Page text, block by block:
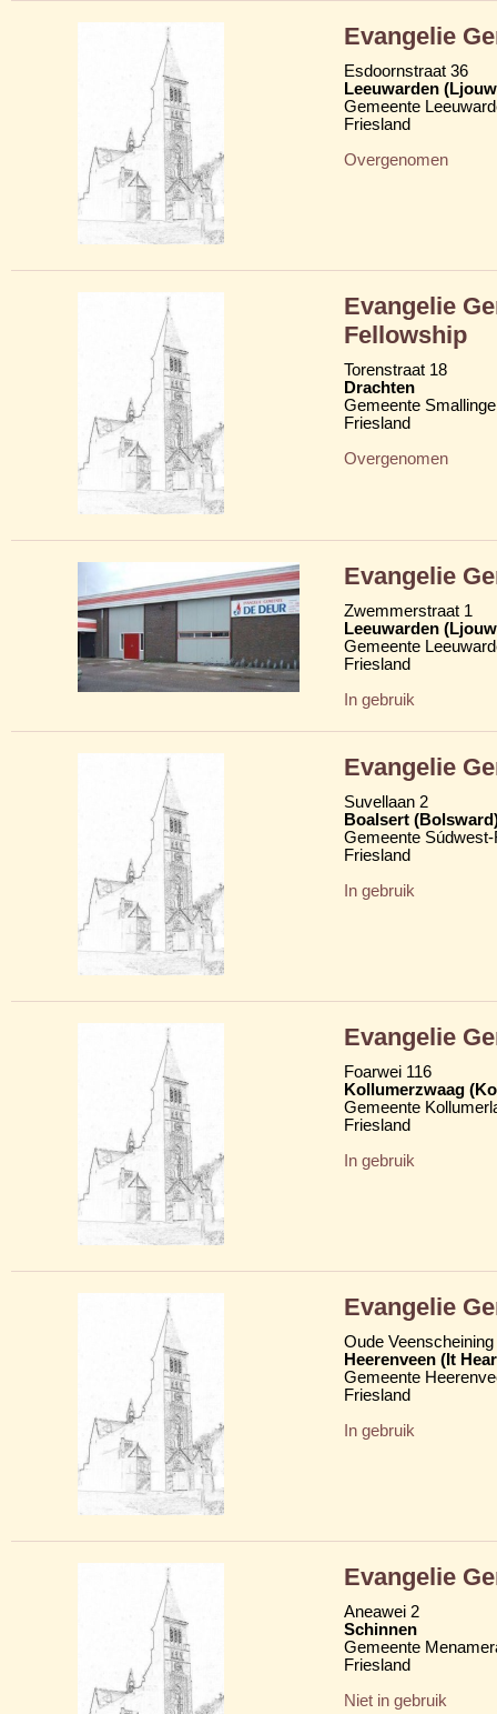
Evangelie
Esdoornstraat 36
Leeuwarden
Gemeente
Friesland
Overgenomen
Evangelie
Fellowship
Torenstraat 18
Drachten
Gemeente
Friesland
Overgenomen
Evangelie
Zwemmerstraat 1
Leeuwarden
Gemeente
Friesland
In gebruik
Evangelie
Suvellaan 2
Boalsert
Gemeente
Friesland
In gebruik
Evangelie
Foarwei 116
Kollumerzwaag
Gemeente
Friesland
In gebruik
Evangelie
Oude Veenscheining
Heerenveen (It
Gemeente
Friesland
In gebruik
Evangelie
Aneawei 2
Schinnen
Gemeente
Friesland
Niet in gebruik